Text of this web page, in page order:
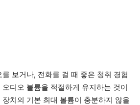
보거나, 전화를 걸 때 좋은 청취 경험
디오 볼륨을 적절하게 유지하는 것이
치의 기본 최대 볼륨이 충분하지 않을